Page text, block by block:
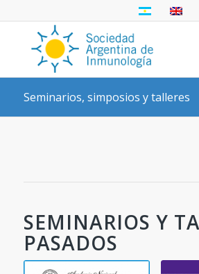
Seminarios, simposios y talleres
SEMINARIOS Y
PASADOS